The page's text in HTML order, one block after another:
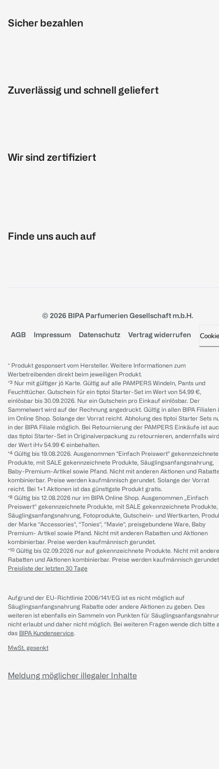
Sicher bezahlen
Zuverlässig und schnell geliefert
Wir sind zertifiziert
Finde uns auch auf
© 2026 BIPA Parfumerien Gesellschaft m.b.H.
AGB Impressum Datenschutz Vertrag widerrufen
* Produkt gesponsert vom Hersteller. Weitere Informationen zum
Werbetreibenden direkt beim jeweiligen Produkt.
*³ Nur mit gültiger jö Karte. Gültig auf alle PAMPERS Windeln, Pants und
Feuchttücher. Gutschein für ein tiptoi Starter-Set im Wert von 54.99 €,
einlösbar bis 30.09.2026. Nur ein Gutschein pro Einkauf einlösbar. Der
Sammelwert wird auf der Rechnung angedruckt. Gültig in allen BIPA Filialen
im Online Shop. Solange der Vorrat reicht. Abholung des tiptoi Starter Sets
in der BIPA Filiale möglich. Bei Retournierung der PAMPERS Einkäufe ist
das tiptoi Starter-Set in Originalverpackung zu retournieren, andernfalls wird
der Wert iHv 54.99 € einbehalten.
*⁴ Gültig bis 19.08.2026. Ausgenommen "Einfach Preiswert" gekennzeichnete
Produkte, mit SALE gekennzeichnete Produkte, Säuglingsanfangsnahrung,
Baby-Premium-Artikel sowie Pfand. Nicht mit anderen Aktionen und
kombinierbar. Preise werden kaufmännisch gerundet. Solange der Vorrat
reicht. Bei 1+1 Aktionen ist das günstigste Produkt gratis.
*⁸ Gültig bis 12.08.2026 nur im BIPA Online Shop. Ausgenommen „Einfach
Preiswert“ gekennzeichnete Produkte, mit SALE gekennzeichnete Produkte,
Säuglingsanfangsnahrung, Fotoprodukte, Gutschein- und Wertkarten,
der Marke “Accessories“, “Tonies“, “Mavie“, preisgebundene Ware, Baby
Premium- Artikel sowie Pfand. Nicht mit anderen Rabatten und Aktionen
kombinierbar. Preise werden kaufmännisch gerundet.
*¹⁰ Gültig bis 02.09.2026 nur auf gekennzeichnete Produkte. Nicht mit
Rabatten und Aktionen kombinierbar. Preise werden kaufmännisch
Preisliste der letzten 30 Tage
Aufgrund der EU-Richtlinie 2006/141/EG ist es nicht möglich auf
Säuglingsanfangsnahrung Rabatte oder andere Aktionen zu geben. Des
weiteren ist ebenfalls ein Sammeln von Punkten für
nicht erlaubt und daher nicht möglich. Bei weiteren Fragen wende dich bitte
das BIPA Kundenservice.
MwSt. gesenkt
Meldung möglicher illegaler Inhalte